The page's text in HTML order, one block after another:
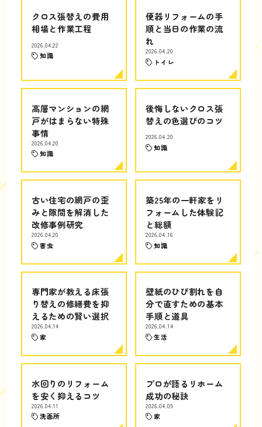
クロス張替えの費用
相場と作業工程
2026.04.22
知識
便器リフォームの手
順と当日の作業の流
れ
2026.04.20
トイレ
高層マンションの網
戸がはまらない特殊
事情
2026.04.20
知識
後悔しないクロス張
替えの色選びのコツ
2026.04.20
知識
古い住宅の網戸の歪
みと隙間を解消した
改修事例研究
2026.04.20
害虫
築25年の一軒家をリ
フォームした体験記
と総額
2026.04.16
知識
専門家が教える床張
り替えの修繕費を抑
えるための賢い選択
2026.04.14
家
壁紙のひび割れを自
分で直すための基本
手順と道具
2026.04.14
生活
水回りのリフォーム
を安く抑えるコツ
2026.04.11
洗面所
プロが語るリホーム
成功の秘訣
2026.04.09
家